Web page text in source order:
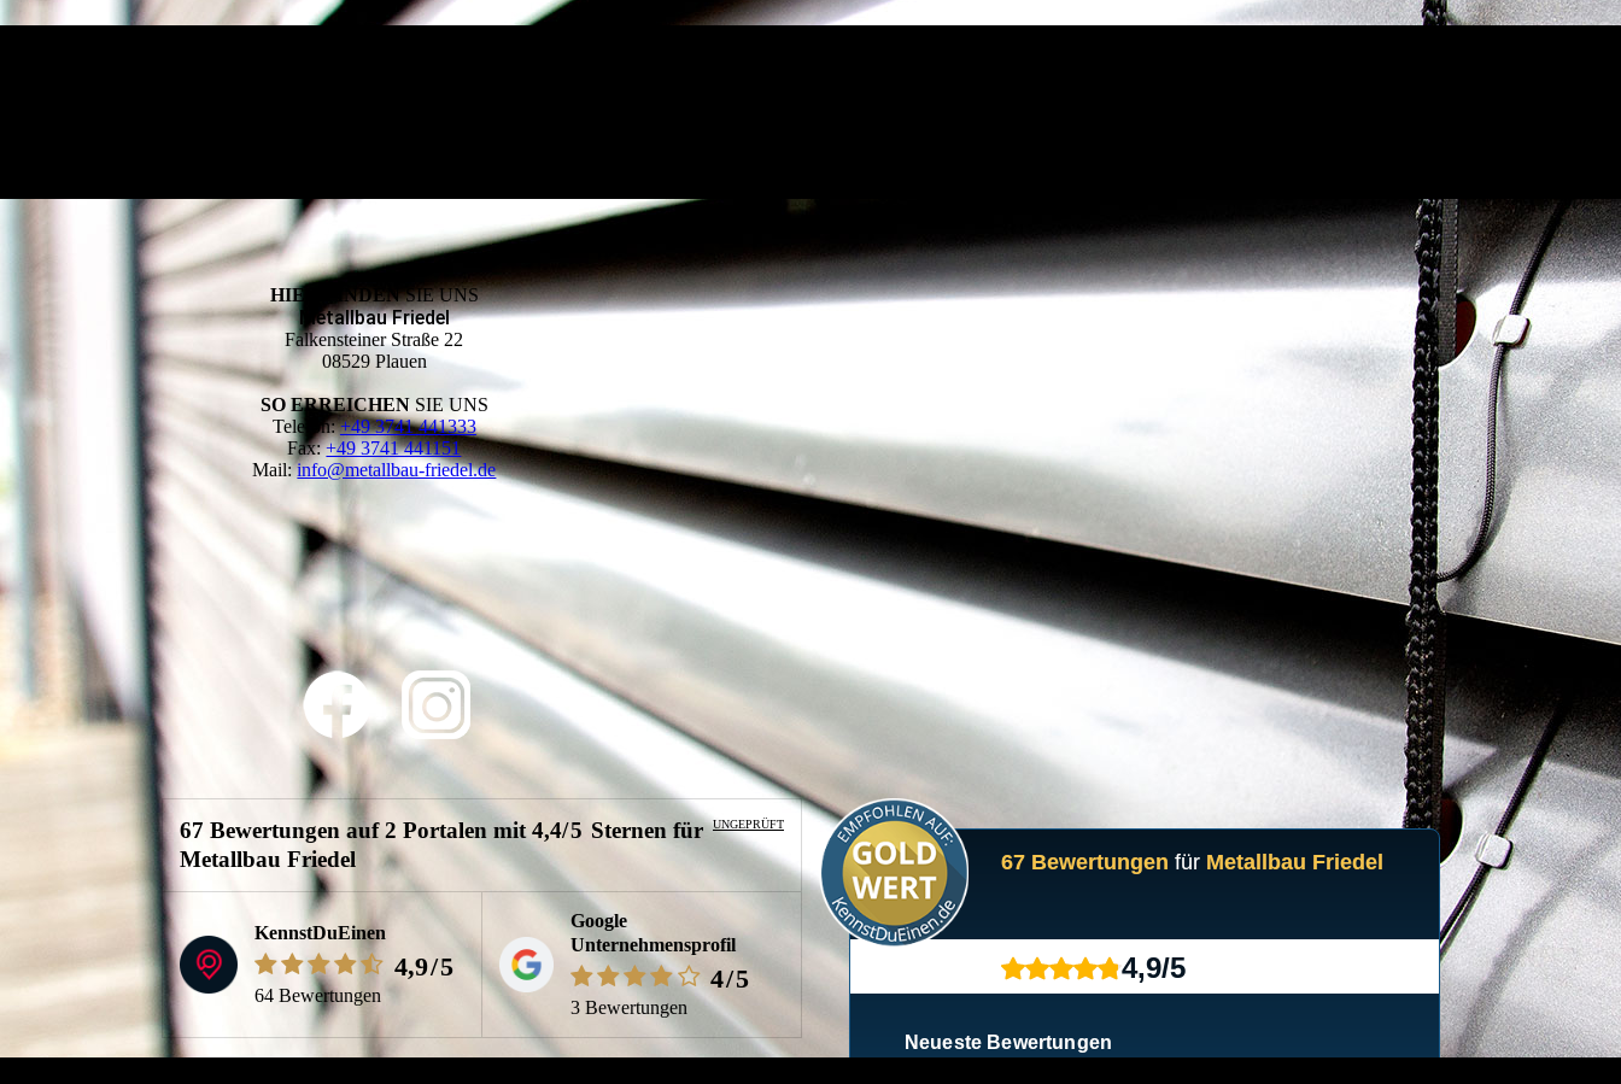
HIER FINDENSIE UNS
Metallbau Friedel
Falkensteiner Straße 22
08529 Plauen
SO ERREICHENSIE UNS
Telefon:+49 3741 441333
Fax:+49 3741 441151
Mail:info@metallbau-friedel.de